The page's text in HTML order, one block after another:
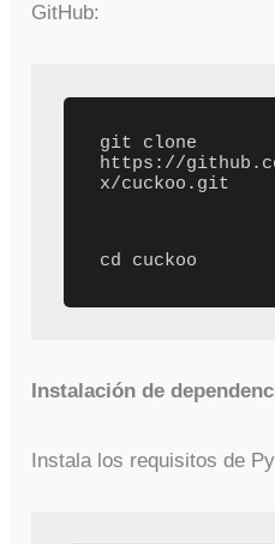
GitHub:
git clone
https://
x/cuckoo.git
cd cuckoo
Instalación de
Instala los requisitos de